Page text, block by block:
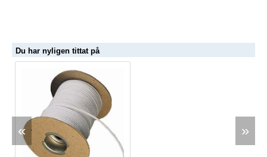
Du har nyligen tittat på
« »